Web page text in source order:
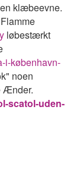
klæbeevne.
løbestærkt
i-københavn-
noen
Ænder.
scatol-uden-